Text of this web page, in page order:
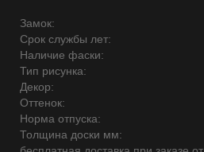
Замок:
Срок службы лет:
Наличие фаски:
Тип рисунка:
Декор:
Оттенок:
Норма отпуска:
Толщина доски мм: